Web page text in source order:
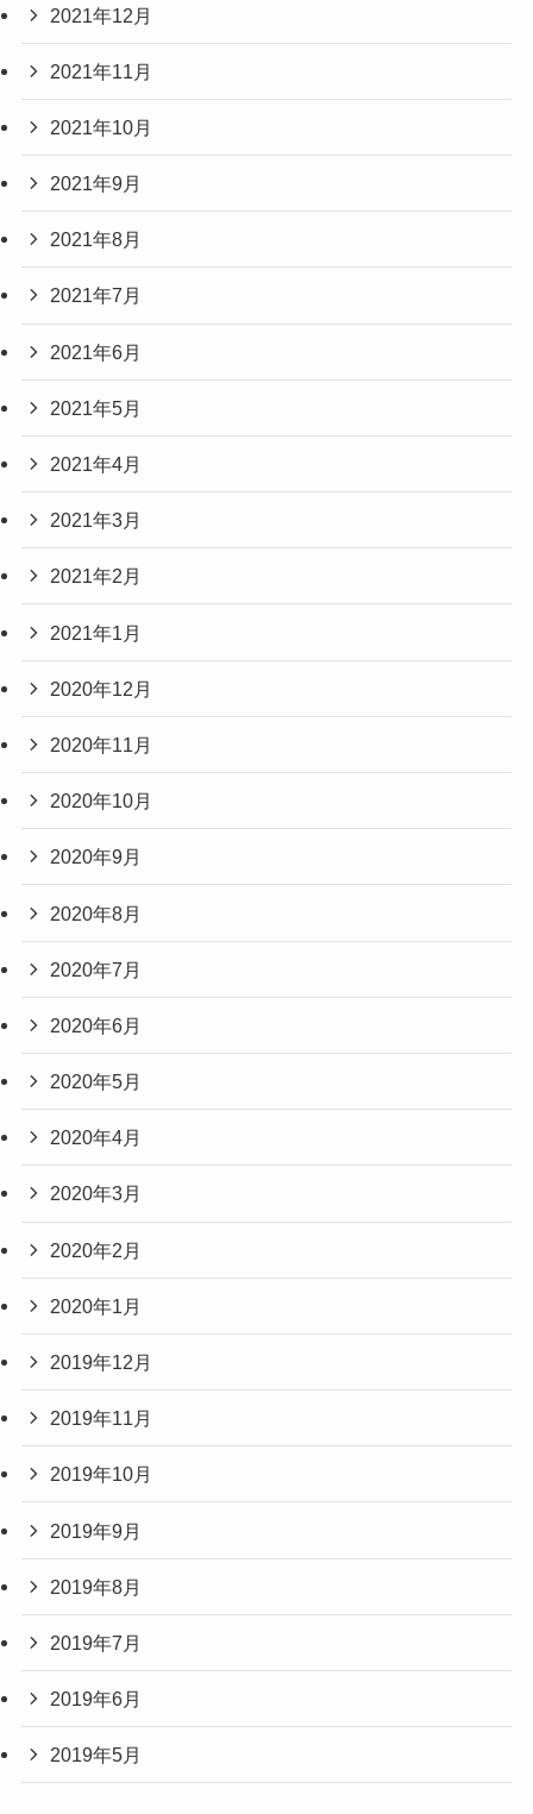
2021年12月
2021年11月
2021年10月
2021年9月
2021年8月
2021年7月
2021年6月
2021年5月
2021年4月
2021年3月
2021年2月
2021年1月
2020年12月
2020年11月
2020年10月
2020年9月
2020年8月
2020年7月
2020年6月
2020年5月
2020年4月
2020年3月
2020年2月
2020年1月
2019年12月
2019年11月
2019年10月
2019年9月
2019年8月
2019年7月
2019年6月
2019年5月